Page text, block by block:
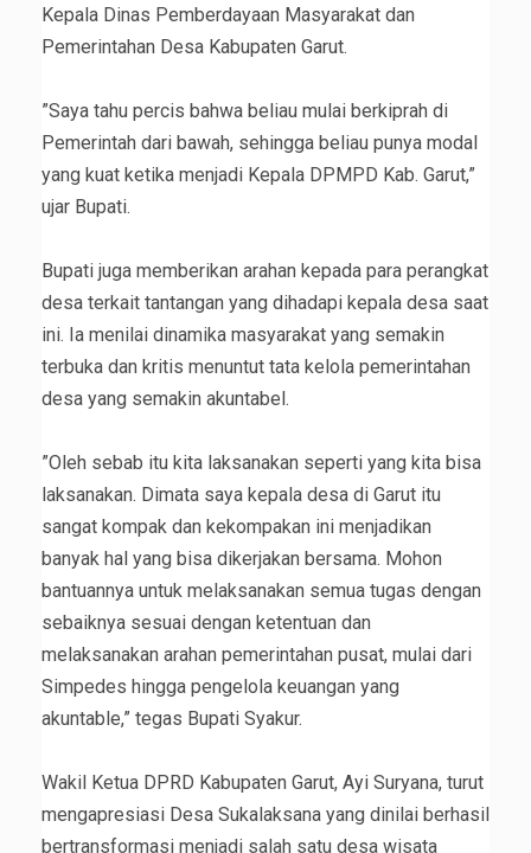
Kepala Dinas Pemberdayaan Masyarakat dan
Pemerintahan Desa Kabupaten Garut.
‎”Saya tahu percis bahwa beliau mulai berkiprah di
Pemerintah dari bawah, sehingga beliau punya modal
yang kuat ketika menjadi Kepala DPMPD Kab. Garut,”
ujar Bupati.
‎Bupati juga memberikan arahan kepada para perangkat
desa terkait tantangan yang dihadapi kepala desa saat
ini. Ia menilai dinamika masyarakat yang semakin
terbuka dan kritis menuntut tata kelola pemerintahan
desa yang semakin akuntabel.
‎”Oleh sebab itu kita laksanakan seperti yang kita bisa
laksanakan. Dimata saya kepala desa di Garut itu
sangat kompak dan kekompakan ini menjadikan
banyak hal yang bisa dikerjakan bersama. Mohon
bantuannya untuk melaksanakan semua tugas dengan
sebaiknya sesuai dengan ketentuan dan
melaksanakan arahan pemerintahan pusat, mulai dari
Simpedes hingga pengelola keuangan yang
akuntable,” tegas Bupati Syakur.
‎Wakil Ketua DPRD Kabupaten Garut, Ayi Suryana, turut
mengapresiasi Desa Sukalaksana yang dinilai berhasil
bertransformasi menjadi salah satu desa wisata